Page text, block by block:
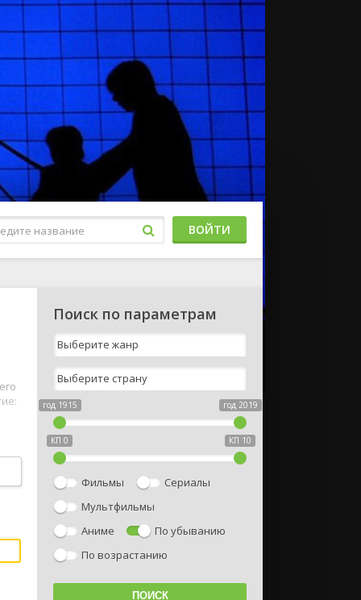
ВОЙТИ
Поиск по параметрам
год 1915 год 2019
КП 0 КП 10
Фильмы
Сериалы
Мультфильмы
Аниме
По убыванию
По возрастанию